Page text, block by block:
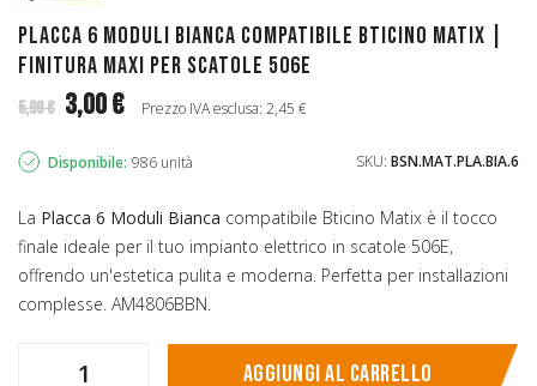
Placca 6 Moduli Bianca Compatibile Bticino Matix |
Finitura Maxi per Scatole 506E
5,99 € 3,00 € Prezzo IVA esclusa: 2,45 €
Disponibile: 986 unità SKU: BSN.MAT.PLA.BIA.6
La Placca 6 Moduli Bianca compatibile Bticino Matix è il tocco
finale ideale per il tuo impianto elettrico in scatole 506E,
offrendo un'estetica pulita e moderna. Perfetta per installazioni
complesse. AM4806BBN.
Aggiungi al carrello